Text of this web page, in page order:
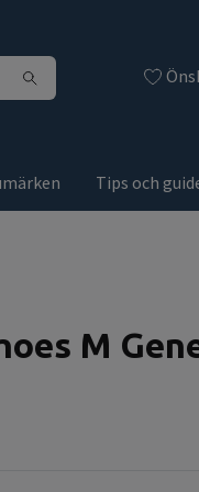
Tips och
M